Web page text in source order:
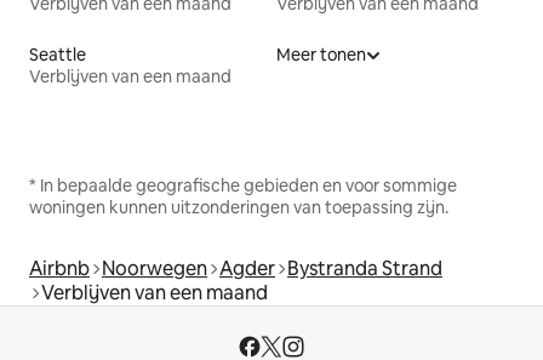
Seattle
Verblijven van een maand
Meer tonen
* In bepaalde geografische gebieden en voor sommige
woningen kunnen uitzonderingen van toepassing zijn.
Airbnb Noorwegen Agder Bystranda Strand
Verblijven van een maand